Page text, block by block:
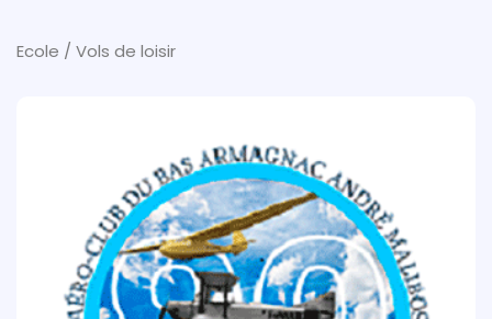
Ecole / Vols de loisir